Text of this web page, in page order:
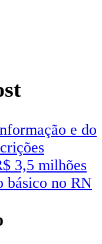
e do
3,5 milhões
básico no RN